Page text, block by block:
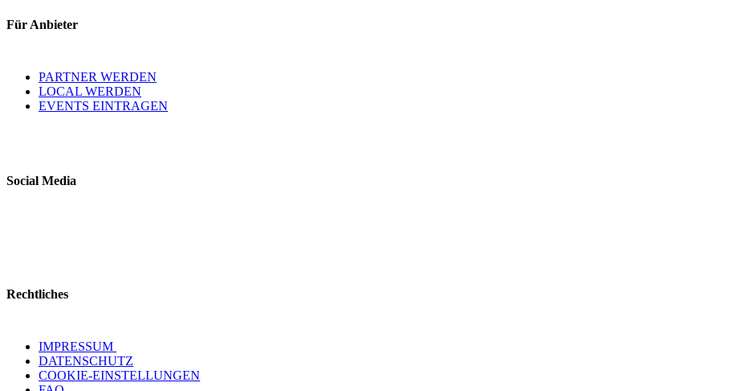
Für Anbieter
PARTNER WERDEN
LOCAL WERDEN
EVENTS EINTRAGEN
Social Media
Rechtliches
IMPRESSUM
DATENSCHUTZ
COOKIE-EINSTELLUNGEN